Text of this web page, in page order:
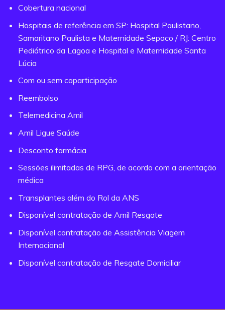
Cobertura nacional
Hospitais de referência em SP: Hospital Paulistano,
Samaritano Paulista e Maternidade Sepaco / RJ: Centro
Pediátrico da Lagoa e Hospital e Maternidade Santa
Lúcia
Com ou sem coparticipação
Reembolso
Telemedicina Amil
Amil Ligue Saúde
Desconto farmácia
Sessões ilimitadas de RPG, de acordo com a orientação
médica
Transplantes além do Rol da ANS
Disponível contratação de Amil Resgate
Disponível contratação de Assistência Viagem
Internacional
Disponível contratação de Resgate Domiciliar